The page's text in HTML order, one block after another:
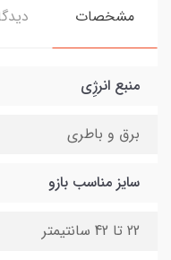
مشخصات
منبع انرژِی
برق و باطری
سایز مناسب بازو
22 تا 42 سانتیمتر